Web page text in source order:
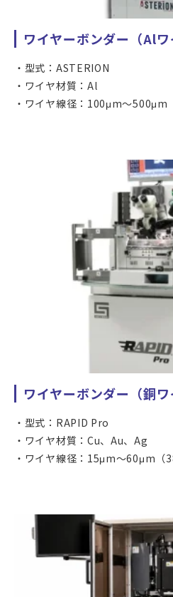
ワイヤーボンダー（Alワ
型式：ASTERION
ワイヤ材質：Al
ワイヤ線径：100μm～500μm
位置精度：XY±3.0μm@3σ
ワイヤーボンダー（銅ワ
型式：RAPID Pro
ワイヤ材質：Cu、Au、Ag
ワイヤ線径：15μm～60μm（
ボンドエリア：X 56mm×Y
ワークサイズ：長さ90-
2.0mm